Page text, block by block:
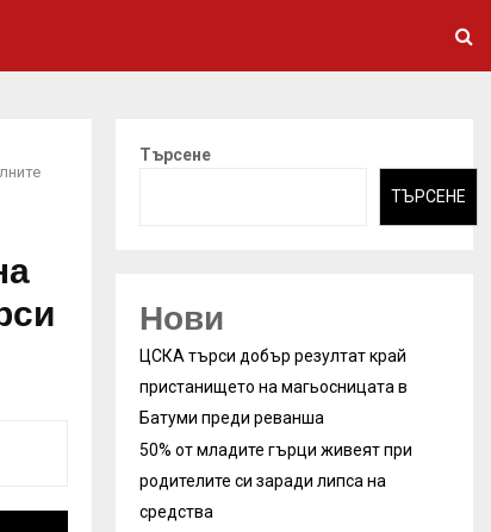
Търсене
ТЪРСЕНЕ
Нови
ЦСКА търси добър резултат край
пристанището на магьосницата в
Батуми преди реванша
50% от младите гърци живеят при
родителите си заради липса на
средства